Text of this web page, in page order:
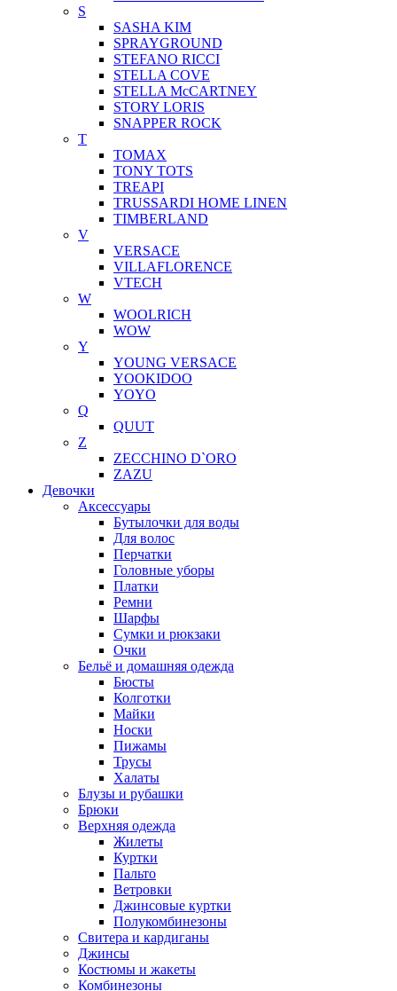
S
SASHA KIM
SPRAYGROUND
STEFANO RICCI
STELLA COVE
STELLA McCARTNEY
STORY LORIS
SNAPPER ROCK
T
TOMAX
TONY TOTS
TREAPI
TRUSSARDI HOME LINEN
TIMBERLAND
V
VERSACE
VILLAFLORENCE
VTECH
W
WOOLRICH
WOW
Y
YOUNG VERSACE
YOOKIDOO
YOYO
Q
QUUT
Z
ZECCHINO D`ORO
ZAZU
Девочки
Аксессуары
Бутылочки для воды
Для волос
Перчатки
Головные уборы
Платки
Ремни
Шарфы
Сумки и рюкзаки
Очки
Бельё и домашняя одежда
Бюсты
Колготки
Майки
Носки
Пижамы
Трусы
Халаты
Блузы и рубашки
Брюки
Верхняя одежда
Жилеты
Куртки
Пальто
Ветровки
Джинсовые куртки
Полукомбинезоны
Свитера и кардиганы
Джинсы
Костюмы и жакеты
Комбинезоны